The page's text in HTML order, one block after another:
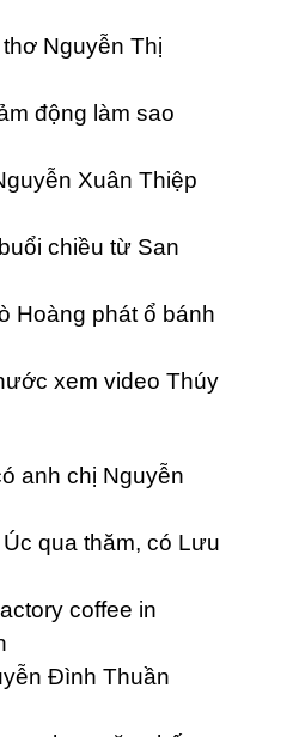
Nguyễn Thị
động làm sao
Xuân Thiệp
chiều từ San
Hoàng phát ổ bánh
xem video Thúy
anh chị Nguyễn
qua thăm, có Lưu
coffee in
Đình Thuần